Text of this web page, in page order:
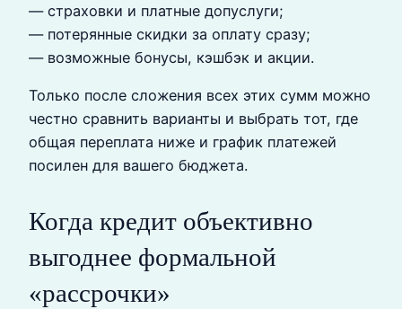
— страховки и платные допуслуги;
— потерянные скидки за оплату сразу;
— возможные бонусы, кэшбэк и акции.
Только после сложения всех этих сумм можно
честно сравнить варианты и выбрать тот, где
общая переплата ниже и график платежей
посилен для вашего бюджета.
Когда кредит объективно
выгоднее формальной
«рассрочки»